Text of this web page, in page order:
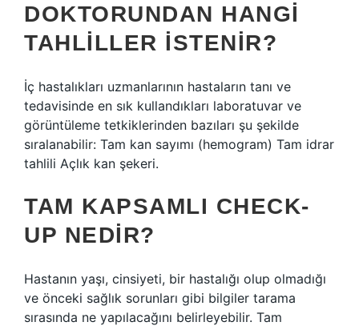
DOKTORUNDAN HANGI
TAHLILLER ISTENIR?
İç hastalıkları uzmanlarının hastaların tanı ve
tedavisinde en sık kullandıkları laboratuvar ve
görüntüleme tetkiklerinden bazıları şu şekilde
sıralanabilir: Tam kan sayımı (hemogram) Tam idrar
tahlili Açlık kan şekeri.
TAM KAPSAMLI CHECK-
UP NEDIR?
Hastanın yaşı, cinsiyeti, bir hastalığı olup olmadığı
ve önceki sağlık sorunları gibi bilgiler tarama
sırasında ne yapılacağını belirleyebilir. Tam